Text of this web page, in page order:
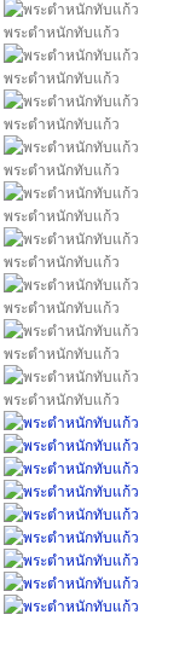
พระตำหนักทับแก้ว
พระตำหนักทับแก้ว
พระตำหนักทับแก้ว
พระตำหนักทับแก้ว
พระตำหนักทับแก้ว
พระตำหนักทับแก้ว
พระตำหนักทับแก้ว
พระตำหนักทับแก้ว
พระตำหนักทับแก้ว